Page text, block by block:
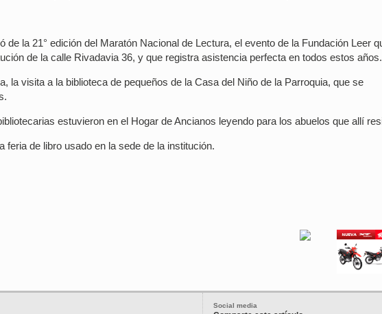
de la 21° edición del Maratón Nacional de Lectura, el evento de la Fundación Leer
de la calle Rivadavia 36, y que registra asistencia perfecta en todos estos años.
la visita a la biblioteca de pequeños de la Casa del Niño de la Parroquia, que se
estuvieron en el Hogar de Ancianos leyendo para los abuelos que allí
feria de libro usado en la sede de la institución.
Social media